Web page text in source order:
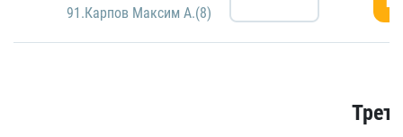
91.Карпов Максим А.(8)